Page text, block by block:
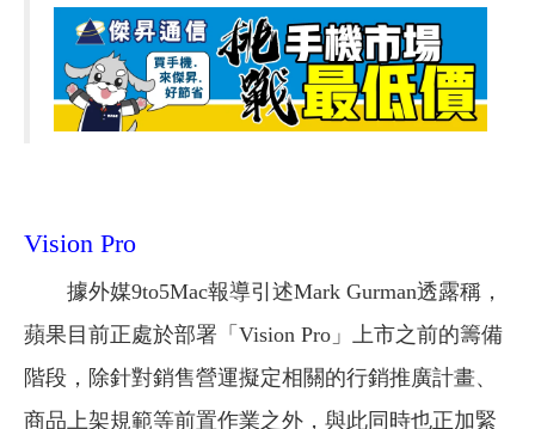
Vision Pro
據外媒9to5Mac報導引述Mark Gurman透露稱，
蘋果目前正處於部署「Vision Pro」上市之前的籌備
階段，除針對銷售營運擬定相關的行銷推廣計畫、
商品上架規範等前置作業之外，與此同時也正加緊